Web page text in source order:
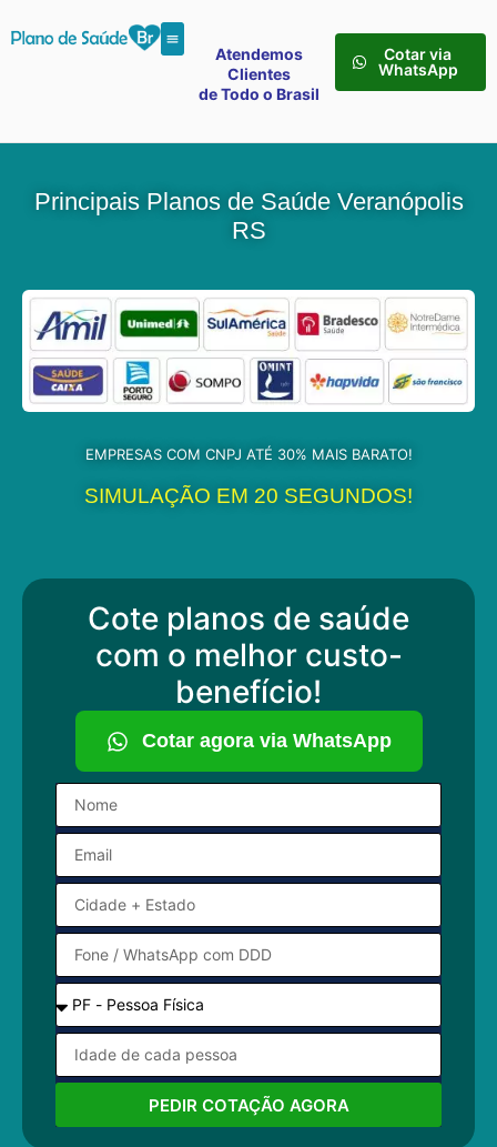
Atendemos
Clientes
de Todo o Brasil
Cotar via
WhatsApp
Principais Planos de Saúde Veranópolis
RS
EMPRESAS COM CNPJ ATÉ 30% MAIS BARATO!
SIMULAÇÃO EM 20 SEGUNDOS!
Cote planos de saúde
com o melhor custo-
benefício!
Cotar agora via WhatsApp
PEDIR COTAÇÃO AGORA